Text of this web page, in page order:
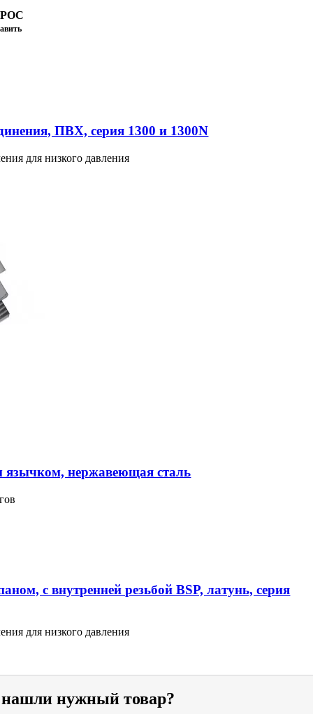
ПВХ, серия 1300 и 1300N
для низкого давления
язычком, нержавеющая сталь
с внутренней резьбой BSP, латунь, серия
для низкого давления
нужный товар?